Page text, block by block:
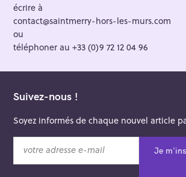
écrire à
contact@saintmerry-hors-les-murs.com
ou
téléphoner au +33 (0)9 72 12 04 96
Suivez-nous !
Soyez informés de chaque nouvel article
t
Je